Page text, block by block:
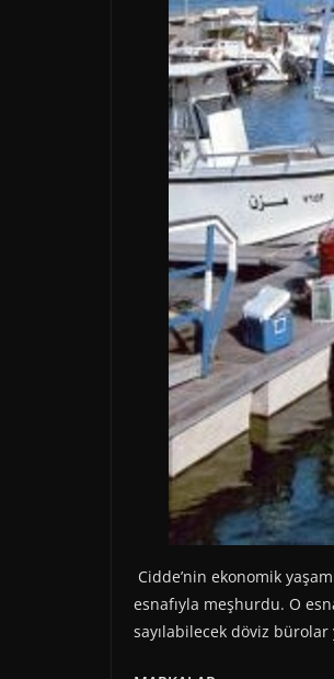
Cidde’nin ekonomik
esnafıyla meşhurdu. O
sayılabilecek döviz